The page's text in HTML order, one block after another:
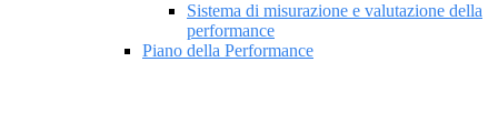
Sistema di misurazione e valutazione della
performance
Piano della Performance